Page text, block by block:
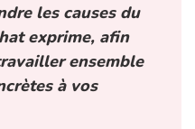
les causes du
exprime, afin
ensemble
à vos